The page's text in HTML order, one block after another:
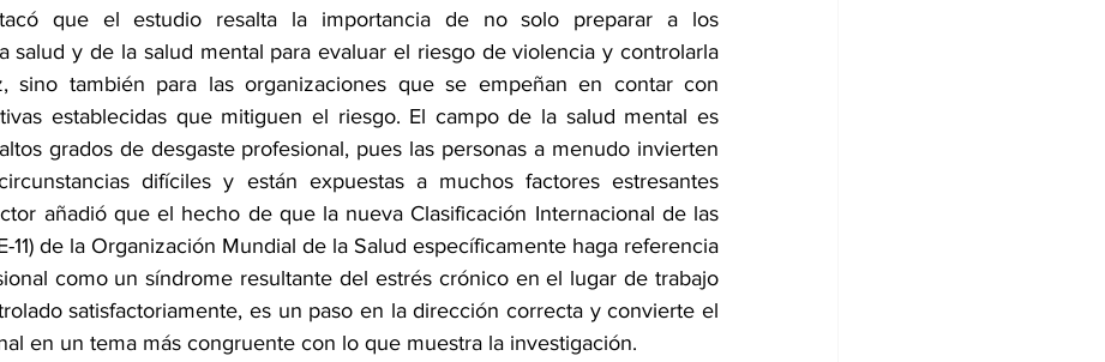
que el estudio resalta la importancia de no solo preparar a los
salud y de la salud mental para evaluar el riesgo de violencia y controlarla
sino también para las organizaciones que se empeñan en contar con
establecidas que mitiguen el riesgo. El campo de la salud mental es
grados de desgaste profesional, pues las personas a menudo invierten
difíciles y están expuestas a muchos factores estresantes
añadió que el hecho de que la nueva Clasificación Internacional de las
11) de la Organización Mundial de la Salud específicamente haga referencia
como un síndrome resultante del estrés crónico en el lugar de trabajo
satisfactoriamente, es un paso en la dirección correcta y convierte el
en un tema más congruente con lo que muestra la investigación.